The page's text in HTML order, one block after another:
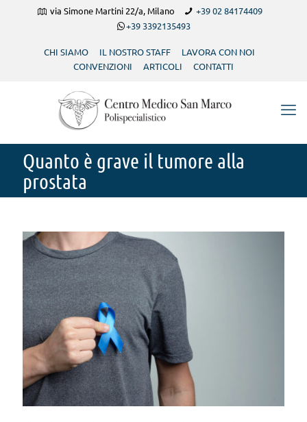
via Simone Martini 22/a, Milano
+39 02 84174409
+39 3392135493
CHI SIAMO IL NOSTRO STAFF
LAVORA CON NOI
CONVENZIONI
ARTICOLI CONTATTI
Quanto è grave il tumore alla
prostata